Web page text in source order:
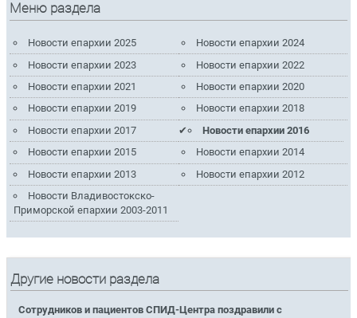
Меню раздела
Новости епархии 2025
Новости епархии 2024
Новости епархии 2023
Новости епархии 2022
Новости епархии 2021
Новости епархии 2020
Новости епархии 2019
Новости епархии 2018
Новости епархии 2017
Новости епархии 2016
Новости епархии 2015
Новости епархии 2014
Новости епархии 2013
Новости епархии 2012
Новости Владивостокско-
Приморской епархии 2003-2011
Другие новости раздела
Сотрудников и пациентов СПИД-Центра поздравили с